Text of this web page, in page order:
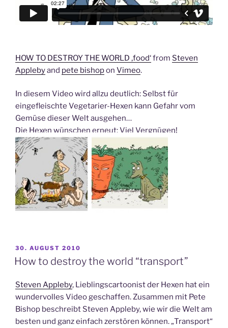
HOW TO DESTROY THE WORLD ‚food‘from Steven
Applebyand pete bishopon Vimeo.
In diesem Video wird allzu deutlich: Selbst für
eingefleischte Vegetarier-Hexen kann Gefahr vom
Gemüse dieser Welt ausgehen…
Die Hexen wünschen erneut: Viel Vergnügen!
VERÖFFENTLICHT
AM
30. AUGUST 2010
How to destroy the world “transport”
Steven Appleby, Lieblingscartoonist der Hexen hat ein
wundervolles Video geschaffen. Zusammen mit Pete
Bishop beschreibt Steven Appleby, wie wir die Welt am
besten und ganz einfach zerstören können. „Transport“